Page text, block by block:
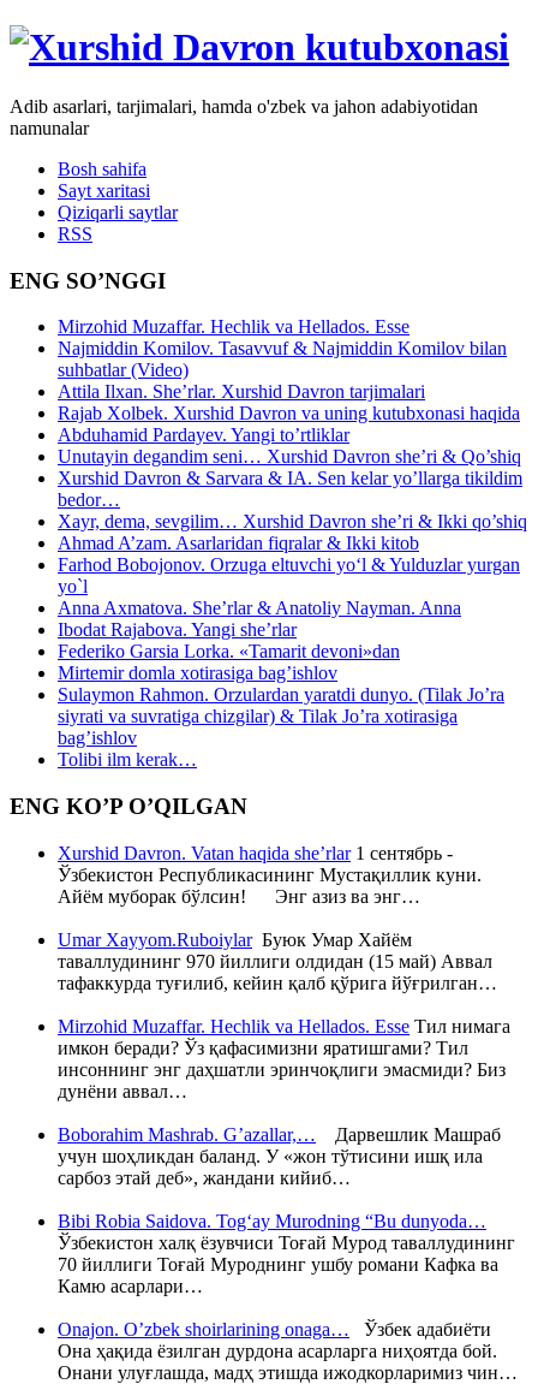
Adib asarlari, tarjimalari, hamda o'zbek va jahon adabiyotidan
namunalar
Bosh sahifa
Sayt xaritasi
Qiziqarli saytlar
RSS
ENG SO’NGGI
Mirzohid Muzaffar. Hechlik va Hellados. Esse
Najmiddin Komilov. Tasavvuf & Najmiddin Komilov bilan
suhbatlar (Video)
Attila Ilxan. She’rlar. Xurshid Davron tarjimalari
Rajab Xolbek. Xurshid Davron va uning kutubxonasi haqida
Abduhamid Pardayev. Yangi to’rtliklar
Unutayin degandim seni… Xurshid Davron she’ri & Qo’shiq
Xurshid Davron & Sarvara & IA. Sen kelar yo’llarga tikildim
bedor…
Xayr, dema, sevgilim… Xurshid Davron she’ri & Ikki qo’shiq
Ahmad A’zam. Asarlaridan fiqralar & Ikki kitob
Farhod Bobojonov. Orzuga eltuvchi yo‘l & Yulduzlar yurgan
yo`l
Anna Axmatova. She’rlar & Anatoliy Nayman. Anna
Ibodat Rajabova. Yangi she’rlar
Federiko Garsia Lorka. «Tamarit devoni»dan
Mirtemir domla xotirasiga bag’ishlov
Sulaymon Rahmon. Orzulardan yaratdi dunyo. (Tilak Jo’ra
siyrati va suvratiga chizgilar) & Tilak Jo’ra xotirasiga
bag’ishlov
Tolibi ilm kerak…
ENG KO’P O’QILGAN
Xurshid Davron. Vatan haqida she’rlar1 сентябрь -
Ўзбекистон Республикасининг Мустақиллик куни.
Айём муборак бўлсин! Энг азиз ва энг…
Umar Xayyom.RuboiylarБуюк Умар Хайём
таваллудининг 970 йиллиги олдидан (15 май) Аввал
тафаккурда туғилиб, кейин қалб қўрига йўғрилган…
Mirzohid Muzaffar. Hechlik va Hellados. Esse Тил нимага
имкон беради? Ўз қафасимизни яратишгами? Тил
инсоннинг энг даҳшатли эринчоқлиги эмасмиди? Биз
дунёни аввал…
Boborahim Mashrab. G’azallar,… Дарвешлик Машраб
учун шоҳликдан баланд. У «жон тўтисини ишқ ила
сарбоз этай деб», жандани кийиб…
Bibi Robia Saidova. Tog‘ay Murodning “Bu dunyoda…
Ўзбекистон халқ ёзувчиси Тоғай Мурод таваллудининг
70 йиллиги Тоғай Муроднинг ушбу романи Кафка ва
Камю асарлари…
Onajon. O’zbek shoirlarining onaga… Ўзбек адабиёти
Она ҳақида ёзилган дурдона асарларга ниҳоятда бой.
Онани улуғлашда, мадҳ этишда ижодкорларимиз чин…